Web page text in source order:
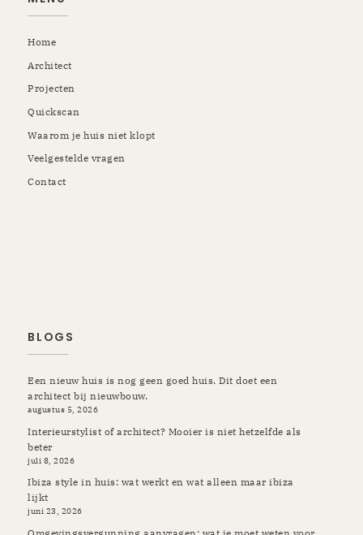
Home
Architect
Projecten
Quickscan
Waarom je huis niet klopt
Veelgestelde vragen
Contact
BLOGS
Een nieuw huis is nog geen goed huis. Dit doet een
architect bij nieuwbouw.
augustus 5, 2026
Interieurstylist of architect? Mooier is niet hetzelfde als
beter
juli 8, 2026
Ibiza style in huis: wat werkt en wat alleen maar ibiza
lijkt
juni 23, 2026